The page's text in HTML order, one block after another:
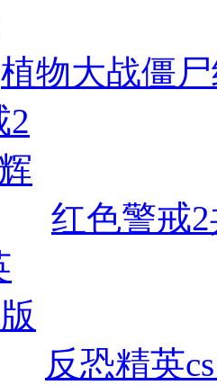
植物大战僵
红色警戒
反恐精英